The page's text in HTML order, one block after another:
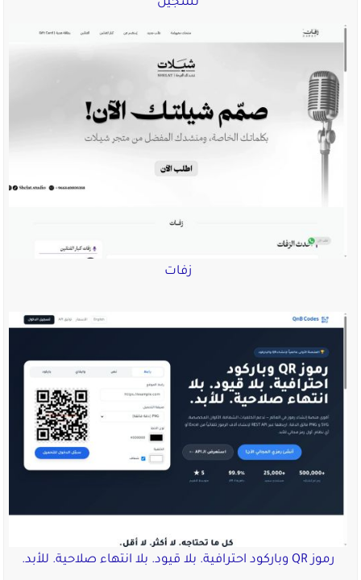
تسجيل
زفات
رموز QR وباركود احترافية. بلا قيود. بلا انتهاء صلاحية. للأبد.